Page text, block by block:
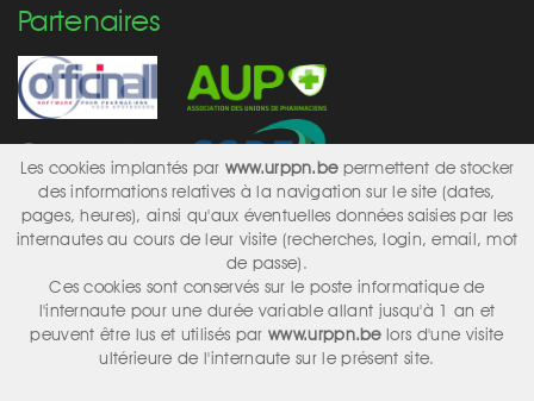
Partenaires
Réseaux sociaux
Les cookies implantés par www.urppn.be permettent de stocker
des informations relatives à la navigation sur le site (dates,
pages, heures), ainsi qu'aux éventuelles données saisies par les
internautes au cours de leur visite (recherches, login, email, mot
de passe).
Ces cookies sont conservés sur le poste informatique de
l'internaute pour une durée variable allant jusqu'à 1 an et
peuvent être lus et utilisés par www.urppn.belors d'une visite
ultérieure de l'internaute sur le présent site.